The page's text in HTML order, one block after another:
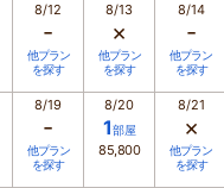
8/12
-
他プラン
を探す
8/13
×
他プラン
を探す
8/14
-
他プラン
を探す
8/19
-
他プラン
を探す
8/20
1部屋
85,800
8/21
×
他プラン
を探す